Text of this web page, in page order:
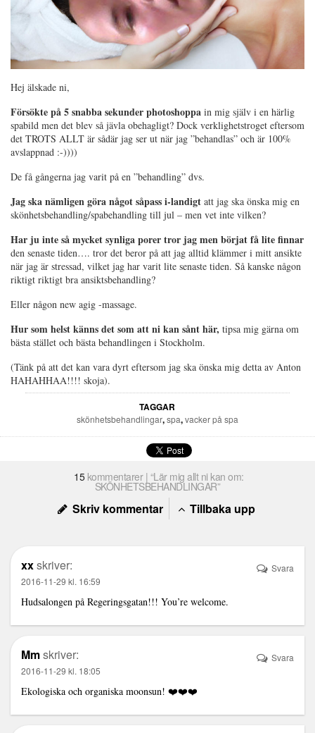
Hej älskade ni,
Försökte på 5 snabba sekunder photoshoppa in mig själv i en härlig
spabild men det blev så jävla obehagligt? Dock verklighetstroget eftersom
det TROTS ALLT är sådär jag ser ut när jag ”behandlas” och är 100%
avslappnad :-))))
De få gångerna jag varit på en ”behandling” dvs.
Jag ska nämligen göra något såpass i-landigt att jag ska önska mig en
skönhetsbehandling/spabehandling till jul – men vet inte vilken?
Har ju inte så mycket synliga porer tror jag men börjat få lite finnar
den senaste tiden…. tror det beror på att jag alltid klämmer i mitt ansikte
när jag är stressad, vilket jag har varit lite senaste tiden. Så kanske någon
riktigt riktigt bra ansiktsbehandling?
Eller någon new agig -massage.
Hur som helst känns det som att ni kan sånt här, tipsa mig gärna om
bästa stället och bästa behandlingen i Stockholm.
(Tänk på att det kan vara dyrt eftersom jag ska önska mig detta av Anton
HAHAHHAA!!!! skoja).
TAGGAR
skönhetsbehandlingar,spa,vacker på spa
15kommentarer | “Lär mig allt ni kan om:
SKÖNHETSBEHANDLINGAR”
Skriv kommentar Tillbaka upp
xxskriver:
2016-11-29 kl. 16:59
Hudsalongen på Regeringsgatan!!! You’re welcome.
Svara
Mmskriver:
2016-11-29 kl. 18:05
Ekologiska och organiska moonsun! ❤️❤️❤️
Svara